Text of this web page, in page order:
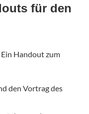
für den
Handout zum
den Vortrag des